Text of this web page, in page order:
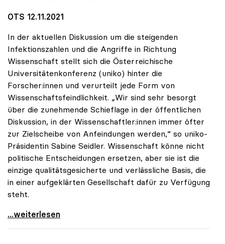
OTS 12.11.2021
In der aktuellen Diskussion um die steigenden
Infektionszahlen und die Angriffe in Richtung
Wissenschaft stellt sich die Österreichische
Universitätenkonferenz (uniko) hinter die
Forscher:innen und verurteilt jede Form von
Wissenschaftsfeindlichkeit. „Wir sind sehr besorgt
über die zunehmende Schieflage in der öffentlichen
Diskussion, in der Wissenschaftler:innen immer öfter
zur Zielscheibe von Anfeindungen werden,“ so uniko-
Präsidentin Sabine Seidler. Wissenschaft könne nicht
politische Entscheidungen ersetzen, aber sie ist die
einzige qualitätsgesicherte und verlässliche Basis, die
in einer aufgeklärten Gesellschaft dafür zu Verfügung
steht.
uniko stellt sich hinter Forscher:innen
...weiterlesen